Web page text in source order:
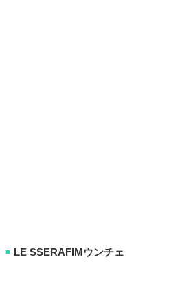
■ LE SSERAFIMウンチェ